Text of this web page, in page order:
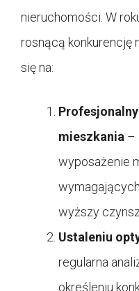
nieruchomości. W
rosnącą konkurencję
się na:
mieszkania –
wyposażenie
wyższy czynsz.
Ustaleniu
regularna
określeniu